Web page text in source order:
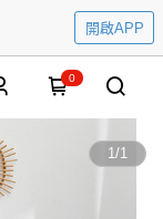
開啟APP
0
1/1